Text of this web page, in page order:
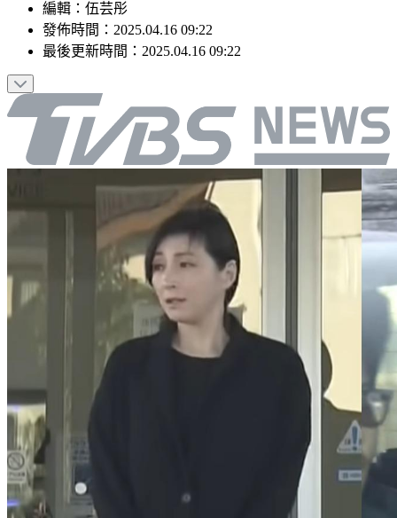
發佈時間：2025.04.16 09:22
最後更新時間：2025.04.16 09:22